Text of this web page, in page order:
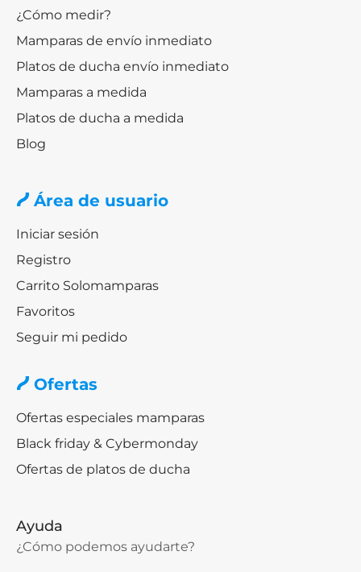
¿Cómo medir?
Mamparas de envío inmediato
Platos de ducha envío inmediato
Mamparas a medida
Platos de ducha a medida
Blog
Área de usuario
Iniciar sesión
Registro
Carrito Solomamparas
Favoritos
Seguir mi pedido
Ofertas
Ofertas especiales mamparas
Black friday & Cybermonday
Ofertas de platos de ducha
Ayuda
¿Cómo podemos ayudarte?